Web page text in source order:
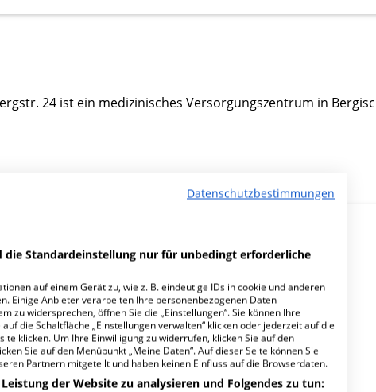
24 ist ein medizinisches Versorgungszentrum in
Praxis im EVK?
Datenschutzbestimmungen
die Standardeinstellung nur für unbedingt erforderliche
auf einem Gerät zu, wie z. B. eindeutige IDs in cookie und anderen
Einige Anbieter verarbeiten Ihre personenbezogenen Daten
zu widersprechen, öffnen Sie die „Einstellungen“. Sie können Ihre
die Schaltfläche „Einstellungen verwalten“ klicken oder jederzeit auf die
klicken. Um Ihre Einwilligung zu widerrufen, klicken Sie auf den
Sie auf den Menüpunkt „Meine Daten“. Auf dieser Seite können Sie
Partnern mitgeteilt und haben keinen Einfluss auf die Browserdaten.
der Website zu analysieren und Folgendes zu tun: